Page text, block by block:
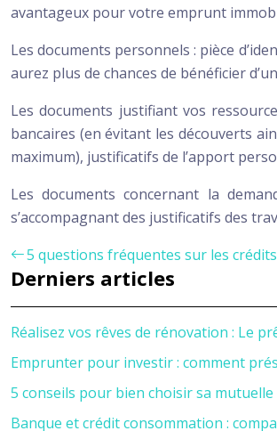
avantageux pour votre emprunt
Les documents personnels : pièce
aurez plus de chances de bénéficier
Les documents justifiant vos
bancaires (en évitant les découverts
maximum), justificatifs de l’apport
Les documents concernant la
s’accompagnant des justificatifs des
5 questions fréquentes sur les
Derniers articles
Réalisez vos rêves de rénovation : Le
Emprunter pour investir : comment
5 conseils pour bien choisir sa mutuelle
Banque et crédit consommation :